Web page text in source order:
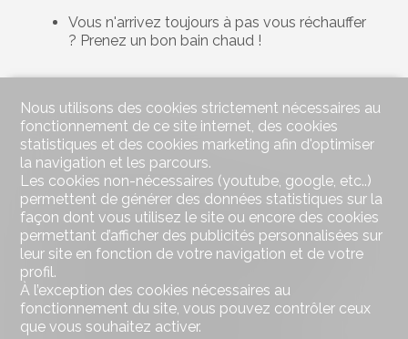
Vous n'arrivez toujours à pas vous réchauffer
? Prenez un bon bain chaud !
Source : Infomaison.ch
#Synergimmo #ImmobilierSuisse
#AgenceImmobilière #RealEstate #Realtor
#RealEstateAgent #RealtorLife #RealEstateLife
#RealtorsofInstagram #RealEstateTips #hiver
#conseils #durabilité #économies #énergie
#écologie #logement #Suisse #realestate
#realestateagent #realestatebroker
#realestateexpert #switzerland #suisse
Nous utilisons des cookies strictement nécessaires au
fonctionnement de ce site internet, des cookies
statistiques et des cookies marketing afin d'optimiser
la navigation et les parcours.
Les cookies non-nécessaires (youtube, google, etc..)
permettent de générer des données statistiques sur la
façon dont vous utilisez le site ou encore des cookies
permettant d’afficher des publicités personnalisées sur
leur site en fonction de votre navigation et de votre
profil.
À l’exception des cookies nécessaires au
fonctionnement du site, vous pouvez contrôler ceux
que vous souhaitez activer.